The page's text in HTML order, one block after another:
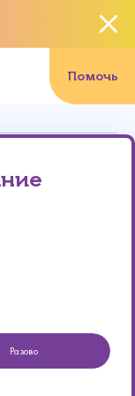
Помочь
Разово